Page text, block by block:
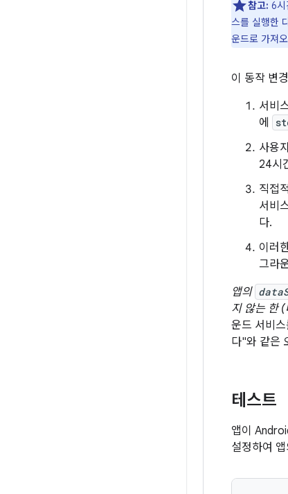
참고: 6시
스를 실행한
운드로 가져
이 동작 변
서비
에
사용
24시
직접
서비
다.
이러
그라
앱의
지 않는 한
운드 서비
다"와 같은
테스트
앱이
설정하여